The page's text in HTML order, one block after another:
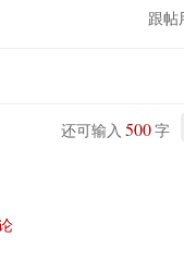
跟帖
还可输入 500 字